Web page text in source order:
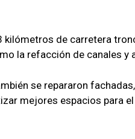
de carretera
la refacción de canales y
se repararon
mejores espacios para